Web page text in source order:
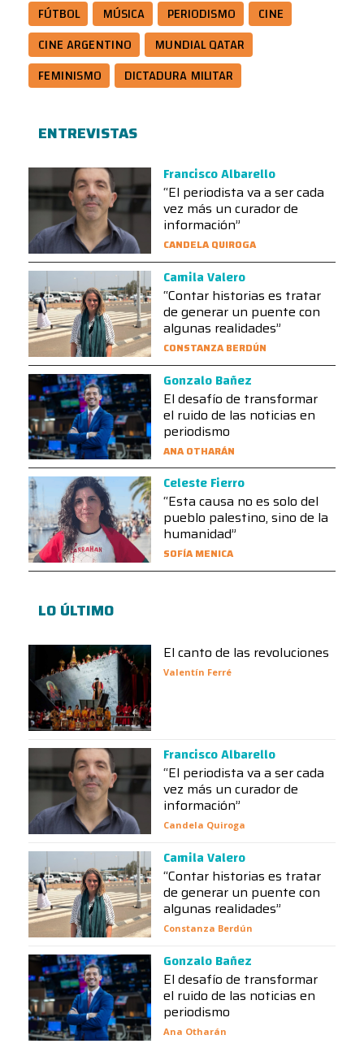
FÚTBOL
MÚSICA PERIODISMO
CINE
CINE ARGENTINO
MUNDIAL QATAR
FEMINISMO
DICTADURA MILITAR
ENTREVISTAS
Francisco Albarello
“El periodista va a ser cada
vez más un curador de
información”
CANDELA QUIROGA
Camila Valero
“Contar historias es tratar
de generar un puente con
algunas realidades”
CONSTANZA BERDÚN
Gonzalo Bañez
El desafío de transformar
el ruido de las noticias en
periodismo
ANA OTHARÁN
Celeste Fierro
“Esta causa no es solo del
pueblo palestino, sino de la
humanidad”
SOFÍA MENICA
LO ÚLTIMO
El canto de las revoluciones
Valentín Ferré
Francisco Albarello
“El periodista va a ser cada
vez más un curador de
información”
Candela Quiroga
Camila Valero
“Contar historias es tratar
de generar un puente con
algunas realidades”
Constanza Berdún
Gonzalo Bañez
El desafío de transformar
el ruido de las noticias en
periodismo
Ana Otharán